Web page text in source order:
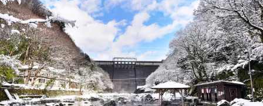
附近的觀光景點包括非常受家庭歡迎的
廣闊高原 Hiruzen Kogen。在牧場飼養
的澤西牛製成的乳製品也推薦作為伴手
禮。大約 200 隻野生猴子可能會在被選
為日本 100 大瀑布之一的神場瀑布歡迎
您。